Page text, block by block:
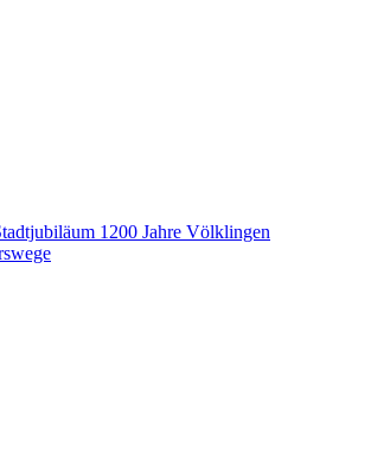
1200 Jahre Völklingen